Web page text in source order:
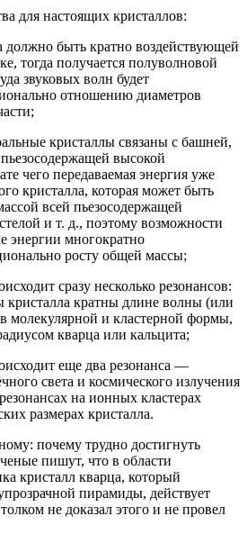
для настоящих кристаллов:
должно быть кратно воздействующей
тогда получается полуволновой
звуковых волн будет
отношению диаметров
кристаллы связаны с башней,
высокой
чего передаваемая энергия уже
кристалла, которая может быть
всей пьезосодержащей
и т. д., поэтому возможности
энергии многократно
росту общей массы;
сразу несколько резонансов:
кристалла кратны длине волны (или
в молекулярной и кластерной формы,
кварца или кальцита;
еще два резонанса —
света и космического излучения
на ионных кластерах
размерах кристалла.
почему трудно достигнуть
пишут, что в области
кристалл кварца, который
пирамиды, действует
не доказал этого и не провел